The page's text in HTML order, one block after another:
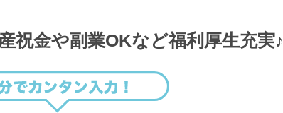
祝金や副業OKなど福利厚生充実♪